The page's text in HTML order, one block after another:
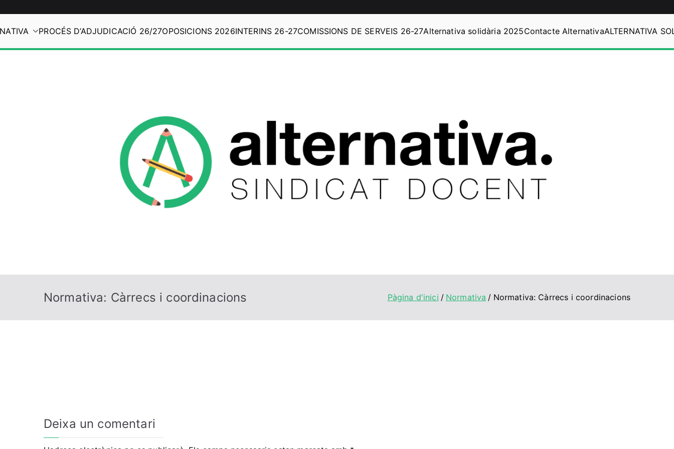
contingut
Alternativa
Sindicat Docent
PROCÉS D’ADJUDICACIÓ 26/27OPOSICIONS 2026INTERINS 26-27COMISSIONS DE SERVEIS 26-27Alternativa solidària 2025Contacte AlternativaALTERNATIVA
Normativa: Càrrecs i coordinacions Pàgina d'inici Normativa Normativa: Càrrecs i coordinacions
Deixa un comentari